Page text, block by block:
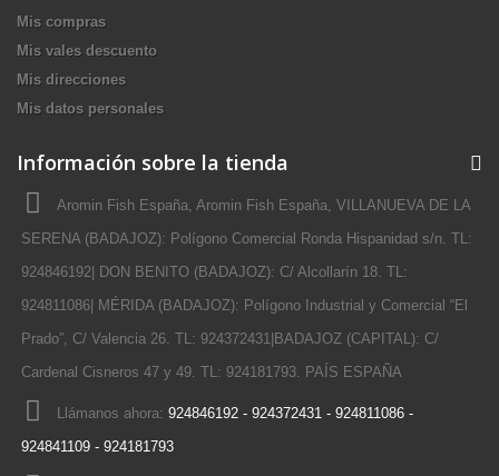
Mis compras
Mis vales descuento
Mis direcciones
Mis datos personales
Información sobre la tienda
Aromin Fish España, Aromin Fish España, VILLANUEVA DE LA
SERENA (BADAJOZ): Polígono Comercial Ronda Hispanidad s/n. TL:
924846192| DON BENITO (BADAJOZ): C/ Alcollarín 18. TL:
924811086| MÉRIDA (BADAJOZ): Polígono Industrial y Comercial “El
Prado”, C/ Valencia 26. TL: 924372431|BADAJOZ (CAPITAL): C/
Cardenal Cisneros 47 y 49. TL: 924181793. PAÍS ESPAÑA
Llámanos ahora: 924846192 - 924372431 - 924811086 -
924841109 - 924181793